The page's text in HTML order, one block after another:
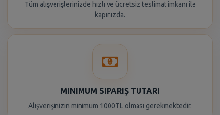
Tüm alışverişlerinizde hızlı ve ücretsiz teslimat imkanı ile
kapınızda.
MINIMUM SIPARIŞ TUTARI
Alışverişinizin minimum 1000TL olması gerekmektedir.